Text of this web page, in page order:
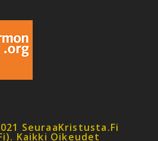
SeuraaKristusta.fi
Kaikki Oikeudet